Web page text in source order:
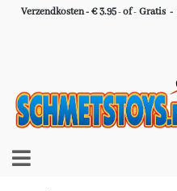
Verzendkosten - € 3.95-of- Gratis -